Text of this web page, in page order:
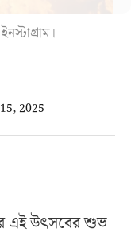
2025
এই উৎসবের শুভ